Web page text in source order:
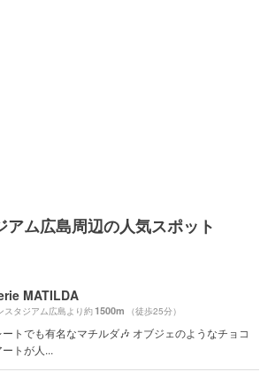
アム広島周辺の人気スポット
MATILDA
スタジアム広島より約1500m （徒歩25分）
トでも有名なマチルダ🎶 オブジェのようなチョコ
トが人...